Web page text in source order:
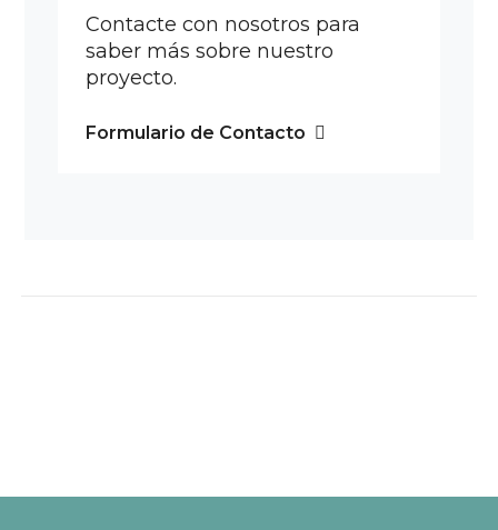
Contacte con nosotros para
saber más sobre nuestro
proyecto.
Formulario de Contacto